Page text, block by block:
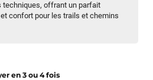
techniques, offrant un parfait
confort pour les trails et chemins
en 3 ou 4 fois